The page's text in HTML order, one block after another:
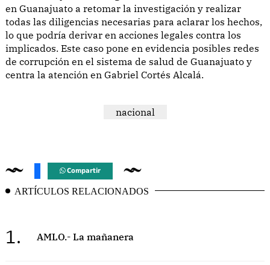
en Guanajuato a retomar la investigación y realizar
todas las diligencias necesarias para aclarar los hechos,
lo que podría derivar en acciones legales contra los
implicados. Este caso pone en evidencia posibles redes
de corrupción en el sistema de salud de Guanajuato y
centra la atención en Gabriel Cortés Alcalá.
nacional
Compartir
ARTÍCULOS RELACIONADOS
1. AMLO.- La mañanera